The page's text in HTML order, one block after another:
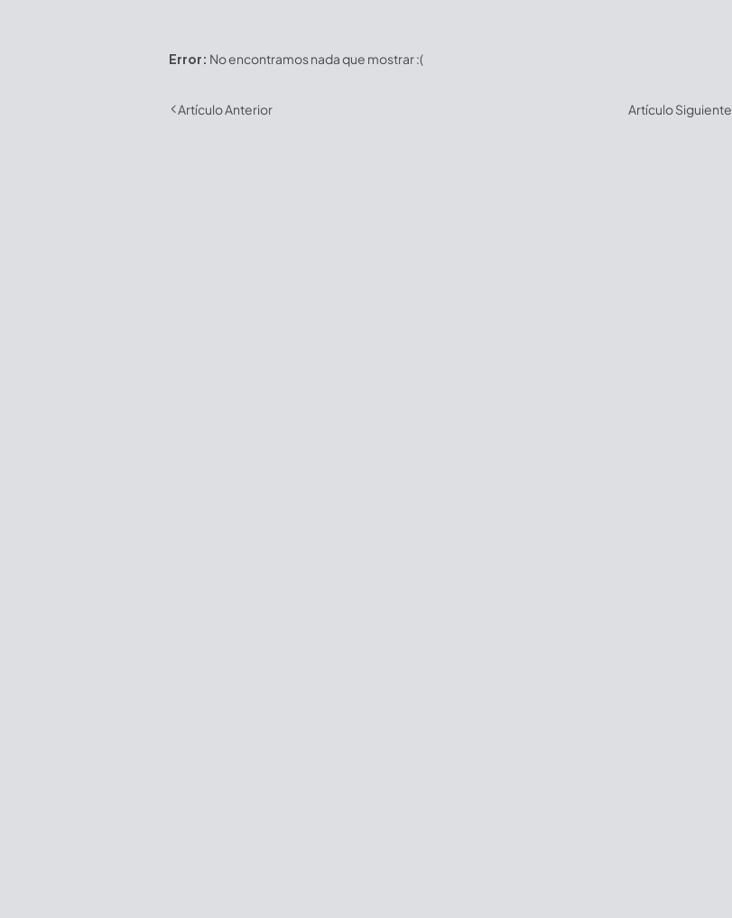
Error: No encontramos nada que mostrar :(
Artículo Anterior Artículo Siguiente